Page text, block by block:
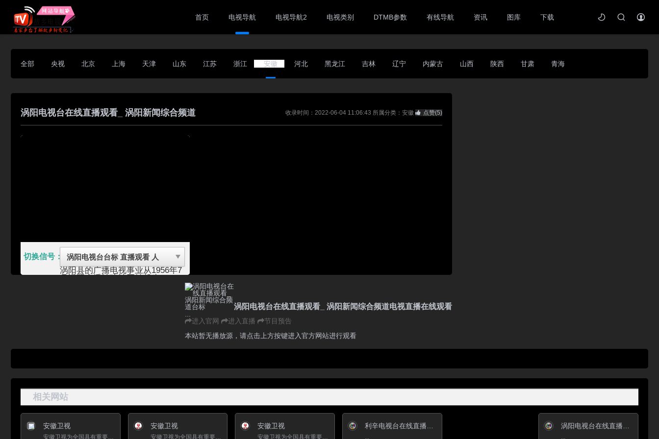
首页 电视导航 电视导航2 电视类别 DTMB参数 有线导航 资讯 图库 下载
全部 央视 北京 上海 天津 山东 江苏 浙江 安徽 河北 黑龙江 吉林 辽宁 内蒙古 山西 陕西 甘肃 青海
涡阳电视台在线直播观看_ 涡阳新闻综合频道 收录时间：2022-06-04 11:06:43 所属分类：安徽 点赞(5)
切换信号：
涡阳县的广播电视事业从1956年7
月涡阳广播站建站开始起步,1982
1997年10月开通了广播电视多路
省、市台的功能。2003年1月，涡
阳县广播电视台成立。
涡阳县，安徽省亳州市辖县，位于
安徽省北部，淮北平原中部，北临
濉溪县、河南省永城市，南临利辛
县，西靠亳州市谯城区，东临蒙城
县；总面积2107平方千米，辖3个
街道、20个镇，2019年常住人口
涡阳电视台在线直播观看_ 涡阳新闻综合频道电视直播在线观看
进入官网
进入直播
节目预告
本站暂无播放源，请点击上方按键进入官方网站进行观看
相关网站
安徽卫视 安徽卫视
安徽卫视为全国具有重要影响力的强势传媒，稳固的位列于全国卫视第一阵营。 在《中国电视节目榜》中，安徽卫视...
安徽卫视